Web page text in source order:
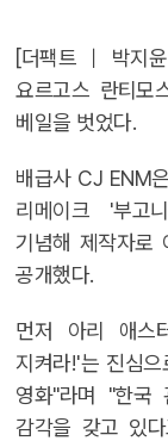
[더팩트｜박지
요르고스 란티모
베일을 벗었다.
배급사 CJ ENM
리메이크 '부고
기념해 제작자로
공개했다.
먼저 아리 애스
지켜라!'는 진심
영화"라며 "한국
감각을 갖고 있